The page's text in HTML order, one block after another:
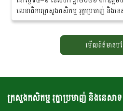
លេខាធិការក្រសួងកសិកម្ម រុក្ខាប្រមាញ់ និង
ខ្ពង់ខ្ពស់ក្នុង «សិក្ខាសាលាឆ្លុះ​បញ្ចាំង​ការ​សហកា
មើលព័ត៌មានបន្
ក្រសួងកសិកម្ម រុក្ខាប្រមាញ់ និងនេសាទ